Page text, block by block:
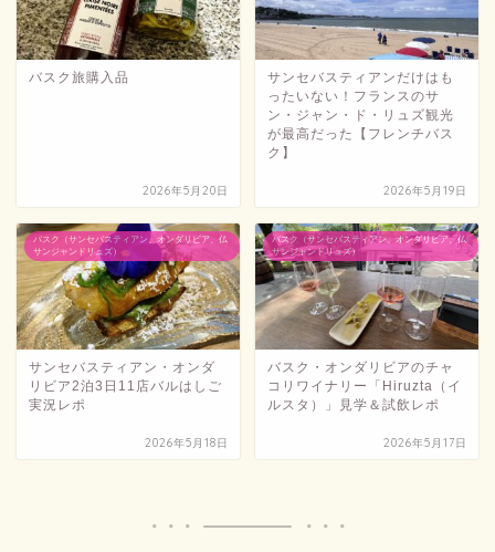
バスク旅購入品
2026年5月20日
サンセバスティアンだけはも
ったいない！フランスのサ
ン・ジャン・ド・リュズ観光
が最高だった【フレンチバス
ク】
2026年5月19日
バスク（サンセバスティアン、オンダリビア、仏
サンジャンドリュズ）
サンセバスティアン・オンダ
リビア2泊3日11店バルはしご
実況レポ
2026年5月18日
バスク（サンセバスティアン、オンダリビア、仏
サンジャンドリュズ）
バスク・オンダリビアのチャ
コリワイナリー「Hiruzta（イ
ルスタ）」見学＆試飲レポ
2026年5月17日